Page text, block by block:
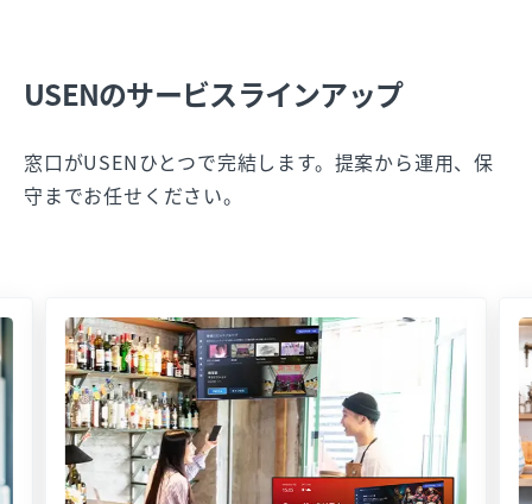
USENのサービスラインアップ
窓口がUSENひとつで完結します。提案から運用、保
守までお任せください。